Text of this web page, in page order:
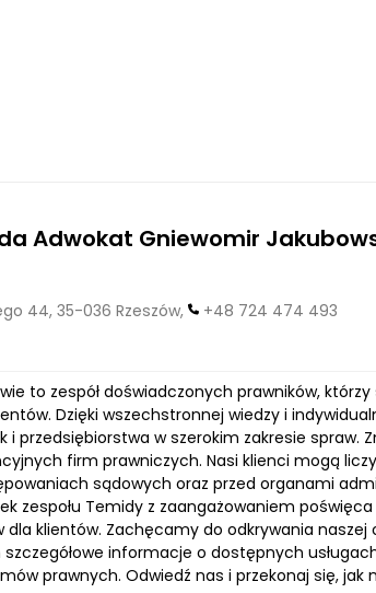
Adwokat Gniewomir
44, 35-036 Rzeszów, +48 724 474 493
to zespół doświadczonych prawników,
Dzięki wszechstronnej wiedzy i
i przedsiębiorstwa w szerokim zakresie spraw.
firm prawniczych. Nasi klienci mogą
sądowych oraz przed organami
zespołu Temidy z zaangażowaniem
klientów. Zachęcamy do odkrywania
informacje o dostępnych
prawnych. Odwiedź nas i przekonaj się, jak